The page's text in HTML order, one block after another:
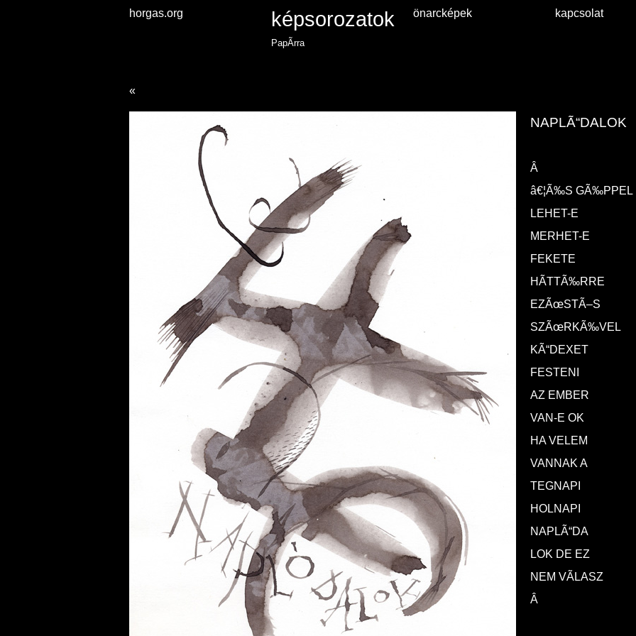
horgas.org képsorozatok
PapÃ­rra
önarcképek kapcsolat
«
NAPLÃ“DALOK
Â
â€¦Ã‰S GÃ‰PPEL
LEHET-E
MERHET-E
FEKETE
HÃTTÃ‰RRE
EZÃœSTÃ–S
SZÃœRKÃ‰VEL
KÃ“DEXET
FESTENI
AZ EMBER
VAN-E OK
HA VELEM
VANNAK A
TEGNAPI
HOLNAPI
NAPLÃ“DA
LOK DE EZ
NEM VÃLASZ
Â